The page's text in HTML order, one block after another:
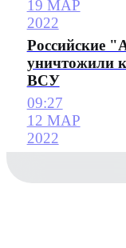
19 МАР
2022
Российские
уничтожили
ВСУ
09:27
12 МАР
2022